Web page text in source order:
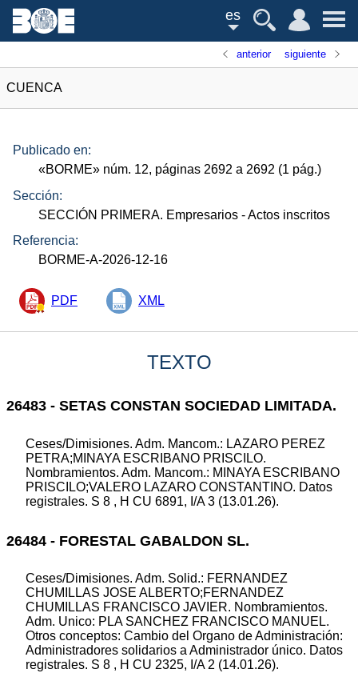
es
anterior siguiente
CUENCA
Publicado en:
«BORME» núm. 12, páginas 2692 a 2692 (1 pág.)
Sección:
SECCIÓN PRIMERA. Empresarios - Actos inscritos
Referencia:
BORME-A-2026-12-16
PDF XML
TEXTO
26483 - SETAS CONSTAN SOCIEDAD LIMITADA.
Ceses/Dimisiones. Adm. Mancom.: LAZARO PEREZ
PETRA;MINAYA ESCRIBANO PRISCILO.
Nombramientos. Adm. Mancom.: MINAYA ESCRIBANO
PRISCILO;VALERO LAZARO CONSTANTINO. Datos
registrales. S 8 , H CU 6891, I/A 3 (13.01.26).
26484 - FORESTAL GABALDON SL.
Ceses/Dimisiones. Adm. Solid.: FERNANDEZ
CHUMILLAS JOSE ALBERTO;FERNANDEZ
CHUMILLAS FRANCISCO JAVIER. Nombramientos.
Adm. Unico: PLA SANCHEZ FRANCISCO MANUEL.
Otros conceptos: Cambio del Organo de Administración:
Administradores solidarios a Administrador único. Datos
registrales. S 8 , H CU 2325, I/A 2 (14.01.26).